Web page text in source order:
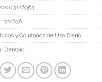
322636
y Colutorios de Uso Diario
Dentaid